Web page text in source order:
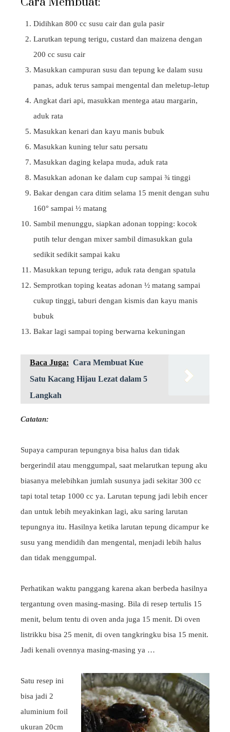
Didihkan 800 cc susu cair dan gula pasir
Larutkan tepung terigu, custard dan maizena dengan
200 cc susu cair
Masukkan campuran susu dan tepung ke dalam susu
panas, aduk terus sampai mengental dan meletup-letup
Angkat dari api, masukkan mentega atau margarin,
aduk rata
Masukkan kenari dan kayu manis bubuk
Masukkan kuning telur satu persatu
Masukkan daging kelapa muda, aduk rata
Masukkan adonan ke dalam cup sampai ¾ tinggi
Bakar dengan cara ditim selama 15 menit dengan suhu
160° sampai ½ matang
Sambil menunggu, siapkan adonan topping: kocok
putih telur dengan mixer sambil dimasukkan gula
sedikit sedikit sampai kaku
Masukkan tepung terigu, aduk rata dengan spatula
Semprotkan toping keatas adonan ½ matang sampai
cukup tinggi, taburi dengan kismis dan kayu manis
bubuk
Bakar lagi sampai toping berwarna kekuningan
Baca Juga: Cara Membuat Kue
Satu Kacang Hijau Lezat dalam 5
Langkah
Catatan:
Supaya campuran tepungnya bisa halus dan tidak
bergerindil atau menggumpal, saat melarutkan tepung aku
biasanya melebihkan jumlah susunya jadi sekitar 300 cc
tapi total tetap 1000 cc ya. Larutan tepung jadi lebih encer
dan untuk lebih meyakinkan lagi, aku saring larutan
tepungnya itu. Hasilnya ketika larutan tepung dicampur ke
susu yang mendidih dan mengental, menjadi lebih halus
dan tidak menggumpal.
Perhatikan waktu panggang karena akan berbeda hasilnya
tergantung oven masing-masing. Bila di resep tertulis 15
menit, belum tentu di oven anda juga 15 menit. Di oven
listrikku bisa 25 menit, di oven tangkringku bisa 15 menit.
Jadi kenali ovennya masing-masing ya …
Satu resep ini
bisa jadi 2
aluminium foil
ukuran 20cm